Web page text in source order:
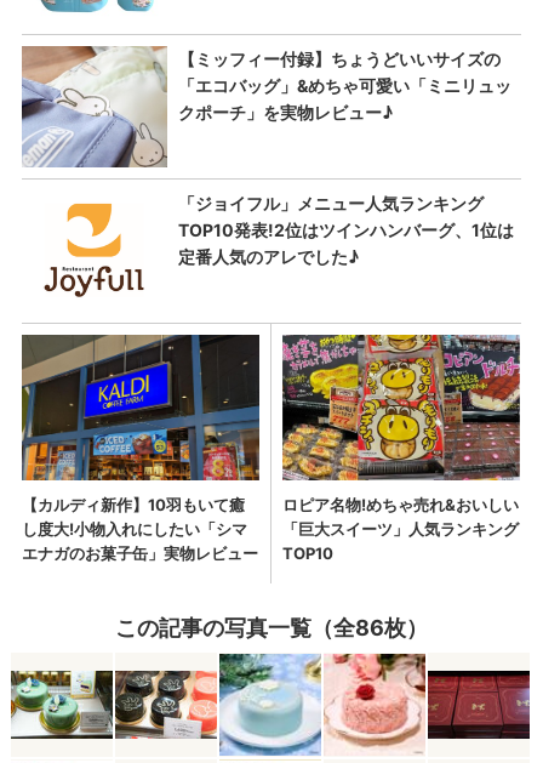
この記事の写真一覧（全86枚）